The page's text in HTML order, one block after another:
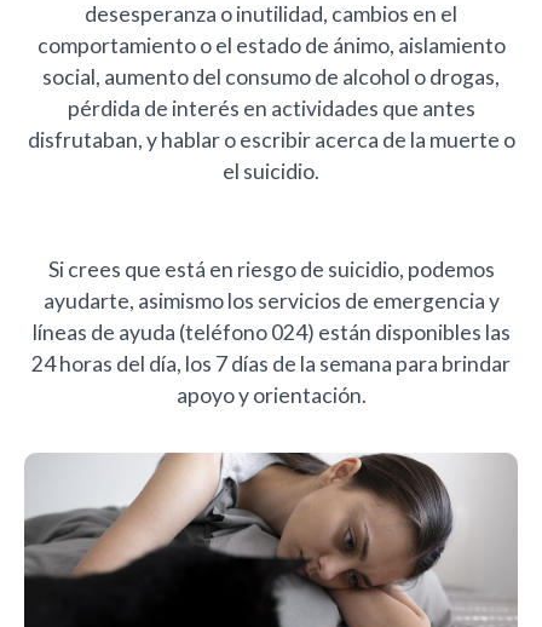
desesperanza o inutilidad, cambios en el
comportamiento o el estado de ánimo, aislamiento
social, aumento del consumo de alcohol o drogas,
pérdida de interés en actividades que antes
disfrutaban, y hablar o escribir acerca de la muerte o
el suicidio.
Si crees que está en riesgo de suicidio, podemos
ayudarte, asimismo los servicios de emergencia y
líneas de ayuda (teléfono 024) están disponibles las
24 horas del día, los 7 días de la semana para brindar
apoyo y orientación.